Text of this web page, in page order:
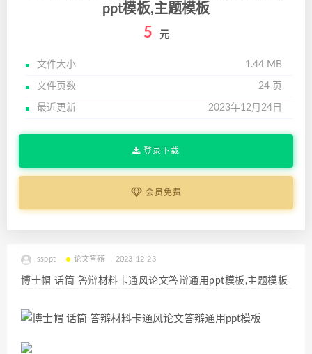
ppt模板,主题模板
5 元
文件大小 1.44 MB
文件页数 24 页
最近更新 2023年12月24日
登录下载
会员免费
ssppt 论文答辩 2023-12-23
博士帽 话筒 答辩材料卡通风论文答辩通用ppt模板,主题模板